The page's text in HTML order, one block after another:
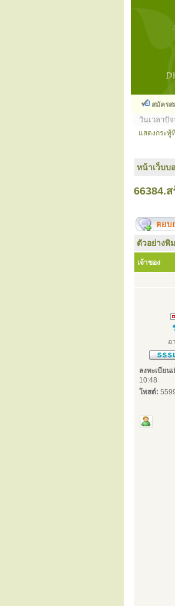
สมัครส
วันเวลาปั
แสดงกระทู้
หน้าเว็บบ
66384.
ตัวอย่างพิ
เจ้าของ
อ
ลงทะเบียน
10:48
โพสต์: